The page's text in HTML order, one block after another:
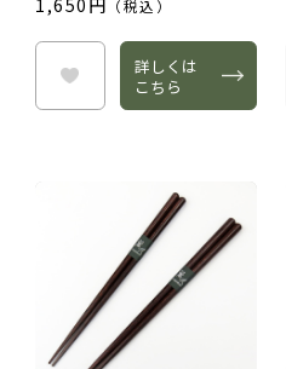
（税込）
詳しくは
こちら